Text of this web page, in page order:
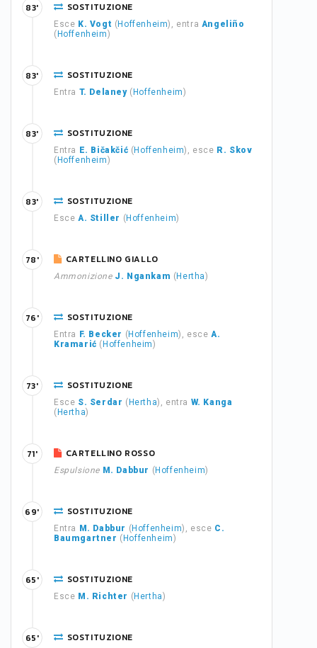
SOSTITUZIONE
Esce K. Vogt ( Hoffenheim), entra Angeliño
( Hoffenheim)
83'
SOSTITUZIONE
Entra T. Delaney( Hoffenheim)
83'
SOSTITUZIONE
Entra E. Bičakčić ( Hoffenheim), esce R. Skov
( Hoffenheim)
83'
SOSTITUZIONE
Esce A. Stiller ( Hoffenheim)
83'
CARTELLINO GIALLO
Ammonizione J. Ngankam ( Hertha)
78'
SOSTITUZIONE
Entra F. Becker ( Hoffenheim), esceA.
Kramarić ( Hoffenheim)
76'
SOSTITUZIONE
Esce S. Serdar ( Hertha), entra W. Kanga
( Hertha)
73'
CARTELLINO ROSSO
Espulsione M. Dabbur ( Hoffenheim)
71'
SOSTITUZIONE
Entra M. Dabbur ( Hoffenheim), esce C.
Baumgartner ( Hoffenheim)
69'
SOSTITUZIONE
Esce M. Richter ( Hertha)
65'
SOSTITUZIONE
65'